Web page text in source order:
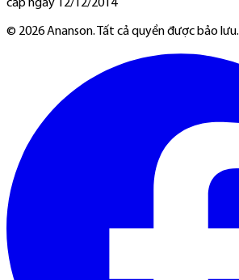
cấp ngày 12/12/2014
© 2026Ananson. Tất cả quyền được bảo lưu.